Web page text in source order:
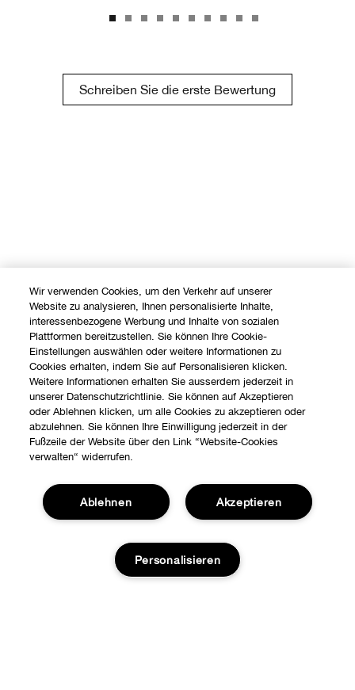
Schreiben Sie die erste Bewertung
Wir verwenden Cookies, um den Verkehr auf unserer
Website zu analysieren, Ihnen personalisierte Inhalte,
interessenbezogene Werbung und Inhalte von sozialen
Plattformen bereitzustellen. Sie können Ihre Cookie-
Einstellungen auswählen oder weitere Informationen zu
Cookies erhalten, indem Sie auf Personalisieren klicken.
Weitere Informationen erhalten Sie ausserdem jederzeit in
unserer Datenschutzrichtlinie. Sie können auf Akzeptieren
oder Ablehnen klicken, um alle Cookies zu akzeptieren oder
abzulehnen. Sie können Ihre Einwilligung jederzeit in der
Fußzeile der Website über den Link “Website-Cookies
verwalten“ widerrufen.
Akzeptieren
Ablehnen
Personalisieren